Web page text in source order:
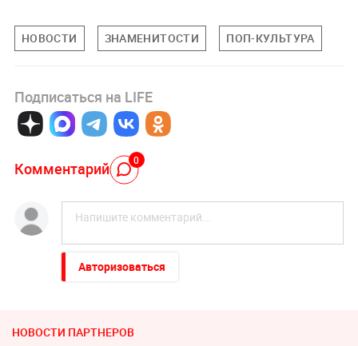
НОВОСТИ ЗНАМЕНИТОСТИ ПОП-КУЛЬТУРА
Подписаться на LIFE
Комментарий 0
Авторизоваться
НОВОСТИ ПАРТНЕРОВ